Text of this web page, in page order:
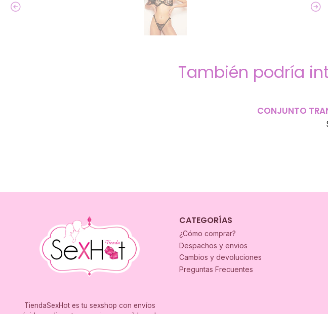
También podría
CONJUNTO
TiendaSexHot es tu sexshop con envíos
CATEGORÍAS
¿Cómo comprar?
Despachos y envios
Cambios y devoluciones
Preguntas Frecuentes